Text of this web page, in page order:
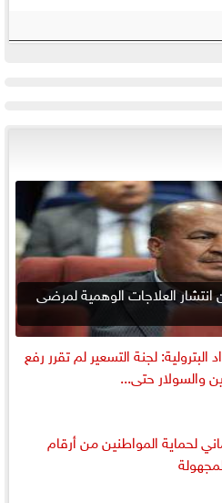
العلاجات الوهمية لمرضى
البترولية: لجنة التسعير لم تقرر رفع
والسولار حتى...
لحماية المواطنين من أرقام